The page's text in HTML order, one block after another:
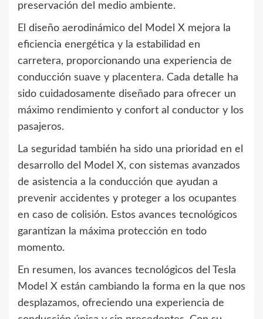
preservación del medio ambiente.
El diseño aerodinámico del Model X mejora la
eficiencia energética y la estabilidad en
carretera, proporcionando una experiencia de
conducción suave y placentera. Cada detalle ha
sido cuidadosamente diseñado para ofrecer un
máximo rendimiento y confort al conductor y los
pasajeros.
La seguridad también ha sido una prioridad en el
desarrollo del Model X, con sistemas avanzados
de asistencia a la conducción que ayudan a
prevenir accidentes y proteger a los ocupantes
en caso de colisión. Estos avances tecnológicos
garantizan la máxima protección en todo
momento.
En resumen, los avances tecnológicos del Tesla
Model X están cambiando la forma en la que nos
desplazamos, ofreciendo una experiencia de